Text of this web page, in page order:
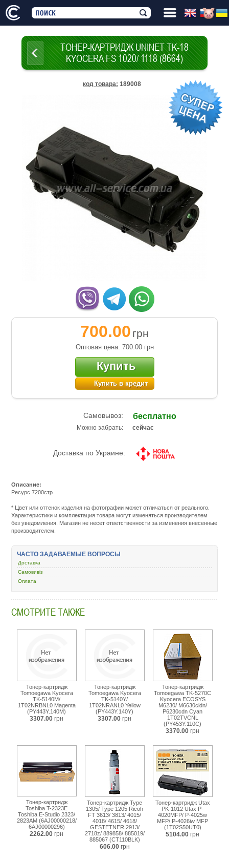
ТОНЕР-КАРТРИДЖ UNINET TK-18
KYOCERA FS 1020/ 1118 (8664)
код товара: 189008
700.00 грн
Оптовая цена: 700.00 грн
Купить
Купить в кредит
Самовывоз: бесплатно
Можно забрать: сейчас
Доставка по Украине:
Описание:
Ресурс 7200стр
service.com.uacatalog/1119-
rashodnye-
materialy/5259-
kartridzh-
lazernogo-
printera-
mfu/189008-
uninet-
18-
kyocera-
fs-
1020-
8664.html
* Цвет или оттенок изделия на фотографии может отличаться от реального.
Характеристики и комплектация товара могут изменяться производителем
без уведомления. Магазин не несет ответственности за изменения внесенные
производителем.
ЧАСТО ЗАДАВАЕМЫЕ ВОПРОСЫ
Доставка
Самовивіз
Оплата
СМОТРИТЕ ТАКЖЕ
Тонер-картридж
Tomoegawa Kyocera
TK-5140M/
1T02NRBNL0 Magenta
(PY443Y.140M)
3307.00 грн
Тонер-картридж
Tomoegawa Kyocera
TK-5140Y/
1T02NRANL0 Yellow
(PY443Y.140Y)
3307.00 грн
Тонер-картридж
Tomoegawa TK-5270C
Kyocera ECOSYS
M6230/ M6630cidn/
P6230cdn Cyan
1T02TVCNL
(PY453Y.110C)
3370.00 грн
Тонер-картридж
Toshiba T-2323E
Toshiba E-Studio 2323/
2823AM (6AJ00000218/
6AJ00000296)
2262.00 грн
Тонер-картридж Type
1305/ Type 1205 Ricoh
FT 3613/ 3813/ 4015/
4018/ 4615/ 4618/
GESTETNER 2913/
2718z/ 889858/ 885019/
885067 (CT110BLK)
606.00 грн
Тонер-картридж Utax
PK-1012 Utax P-
4020MFP/ P-4025w
MFP/ P-4026iw MFP
(1T02S50UT0)
5104.00 грн